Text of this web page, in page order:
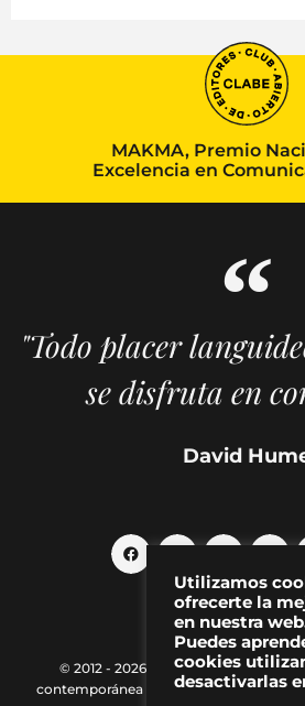
MAKMA, Premio
Excelencia en
"Todo placer
se disfruta en
David
© 2012 - 2026 MAKMA | Revista de
contemporánea |
Política de Privacidad|
Utilizamos
ofrecerte la
en nuestra
Puedes
cookies
desactivarlas